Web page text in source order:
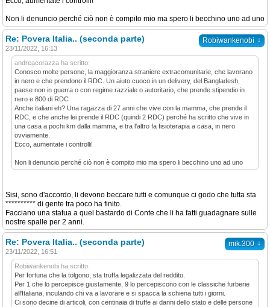
Non li denuncio perché ciò non è compito mio ma spero li becchino uno ad uno
Robiwankenobi ↓
Re: Povera Italia.. (seconda parte)
23/11/2022, 16:13
andreacorazza ha scritto:
Conosco molte persone, la maggioranza straniere extracomunitarie, che lavorano
in nero e che prendono il RDC. Un aiuto cuoco in un delivery, del Bangladesh,
paese non in guerra o con regime razziale o autoritario, che prende stipendio in
nero e 800 di RDC
Anche italiani eh? Una ragazza di 27 anni che vive con la mamma, che prende il
RDC, e che anche lei prende il RDC (quindi 2 RDC) perché ha scritto che vive in
una casa a pochi km dalla mamma, e tra l'altro fa fisioterapia a casa, in nero
ovviamente.
Ecco, aumentate i controlli!
Non li denuncio perché ciò non è compito mio ma spero li becchino uno ad uno
Sisi, sono d'accordo, li devono beccare tutti e comunque ci godo che tutta sta
********** di gente tra poco ha finito.
Facciano una statua a quel bastardo di Conte che li ha fatti guadagnare sulle
nostre spalle per 2 anni.
mik.300 ↓
Re: Povera Italia.. (seconda parte)
23/11/2022, 16:51
Robiwankenobi ha scritto:
Per fortuna che la tolgono, sta truffa legalizzata del reddito.
Per 1 che lo percepisce giustamente, 9 lo percepiscono con le classiche furberie
all'Italiana, inculando chi va a lavorare e si spacca la schiena tutti i giorni.
Ci sono decine di articoli, con centinaia di truffe ai danni dello stato e delle persone